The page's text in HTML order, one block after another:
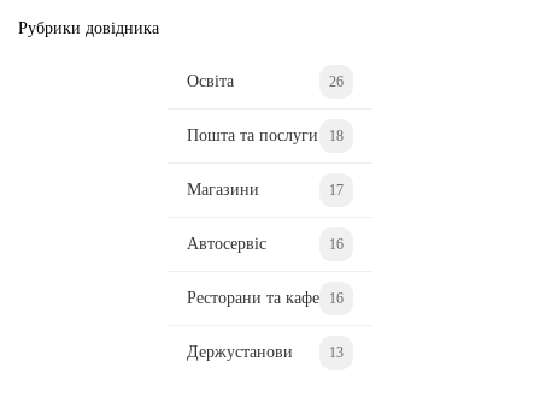
Рубрики довідника
Освіта 26
Пошта та послуги 18
Магазини 17
Автосервіс 16
Ресторани та кафе 16
Держустанови 13